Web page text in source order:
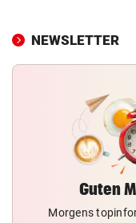
NEWSLETTER
Guten
Morgens